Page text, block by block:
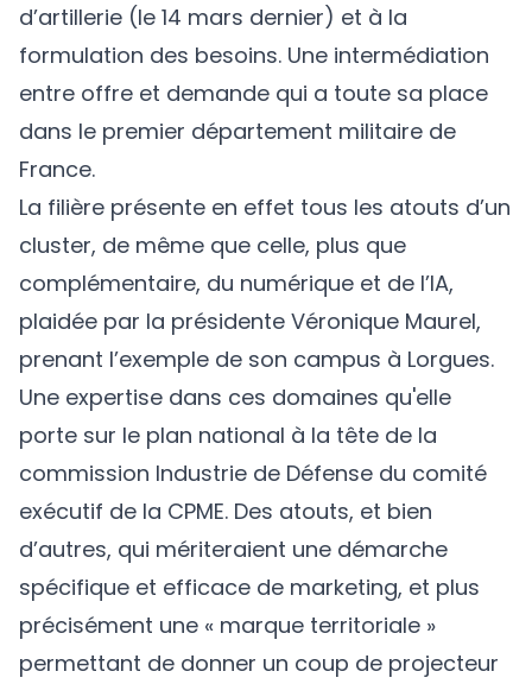
d’artillerie (le 14 mars dernier) et à la
formulation des besoins. Une intermédiation
entre offre et demande qui a toute sa place
dans le premier département militaire de
France.
La filière présente en effet tous les atouts d’un
cluster, de même que celle, plus que
complémentaire, du numérique et de l’IA,
plaidée par la présidente Véronique Maurel,
prenant l’exemple de son campus à Lorgues.
Une expertise dans ces domaines qu'elle
porte sur le plan national à la tête de la
commission Industrie de Défense du comité
exécutif de la CPME. Des atouts, et bien
d’autres, qui mériteraient une démarche
spécifique et efficace de marketing, et plus
précisément une « marque territoriale »
permettant de donner un coup de projecteur